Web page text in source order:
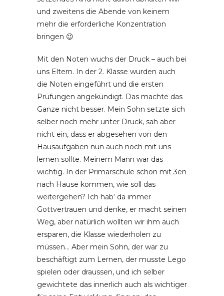
und zweitens die Abende von keinem
mehr die erforderliche Konzentration
bringen 😉
Mit den Noten wuchs der Druck – auch bei
uns Eltern. In der 2. Klasse wurden auch
die Noten eingeführt und die ersten
Prüfungen angekündigt. Das machte das
Ganze nicht besser. Mein Sohn setzte sich
selber noch mehr unter Druck, sah aber
nicht ein, dass er abgesehen von den
Hausaufgaben nun auch noch mit uns
lernen sollte. Meinem Mann war das
wichtig. In der Primarschule schon mit 3en
nach Hause kommen, wie soll das
weitergehen? Ich hab‘ da immer
Gottvertrauen und denke, er macht seinen
Weg, aber natürlich wollten wir ihm auch
ersparen, die Klasse wiederholen zu
müssen… Aber mein Sohn, der war zu
beschäftigt zum Lernen, der musste Lego
spielen oder draussen, und ich selber
gewichtete das innerlich auch als wichtiger